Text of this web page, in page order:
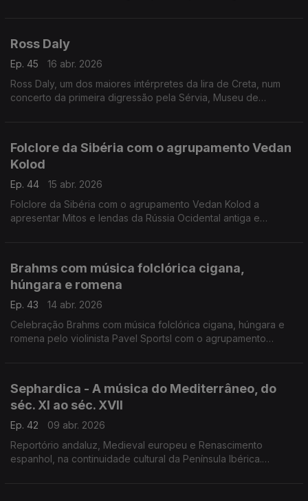
Ross Daly
Ep. 45
16 abr. 2026
Ross Daly, um dos maiores intérpretes da lira de Creta, num
concerto da primeira digressão pela Sérvia, Museu de
Folclore da Sibéria com o agrupamento Vedan
Kolod
Ep. 44
15 abr. 2026
Folclore da Sibéria com o agrupamento Vedan Kolod a
apresentar Mitos e lendas da Rússia Ocidental antiga e
Brahms com música folclórica cigana,
húngara e romena
Ep. 43
14 abr. 2026
Celebração Brahms com música folclórica cigana, húngara e
romena pelo violinista Pavel Sportsl com o agrupamento
Sephardica - A música do Mediterrâneo, do
séc. XI ao séc. XVII
Ep. 42
09 abr. 2026
Reportório andaluz, Medieval europeu e Renascimento
espanhol, na continuidade cultural da Península Ibérica.